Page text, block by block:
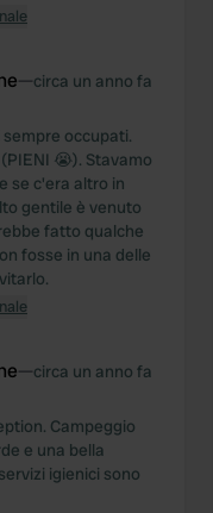
—circa un anno fa
sempre occupati.
😭). Stavamo
se c'era altro in
gentile è venuto
fatto qualche
fosse in una delle
—circa un anno fa
Campeggio
e una bella
igienici sono